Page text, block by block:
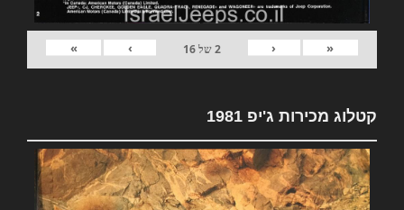
«
‹
2של16
›
»
קטלוג מכירות ג'יפ 1981